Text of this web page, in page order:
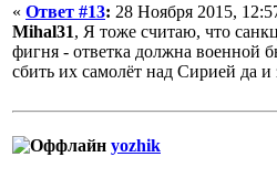
« Ответ #13: 28 Ноября 2015,
Mihal31, Я тоже считаю, что
фигня - ответка должна военной
сбить их самолёт над Сирией да и
yozhik